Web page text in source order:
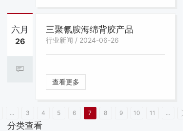
六月
26
三聚氰胺海绵背胶产品
行业新闻 / 2024-06-26
查看更多
... 3 4 5 6 7 8 9 10 11 ...
分类查看